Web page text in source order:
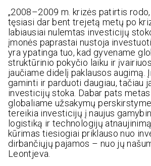
„2008–2009 m. krizės patirtis
tęsiasi dar bent trejetą metų po
labiausiai nulemtas investicijų
įmonės paprastai nustoja
yra ypatinga tuo, kad gyvename
struktūrinio pokyčio laiku ir
jaučiame didelį paklausos augimą.
gaminti ir parduoti daugiau, tačiau
investicijų stoka. Dabar pats
globaliame užsakymų
tereikia investicijų į naujus
logistiką ir technologijų
kūrimas tiesiogiai priklauso nuo
dirbančiųjų pajamos – nuo jų
Leontjeva.